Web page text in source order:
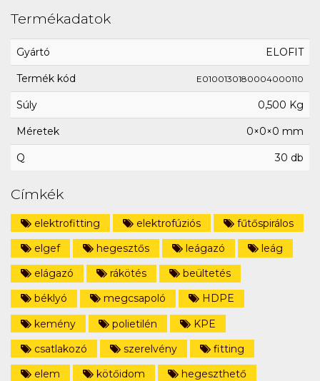
Termékadatok
Gyártó ELOFIT
Termék kód E0100130180004000110
Súly 0,500 Kg
Méretek 0×0×0 mm
Q 30 db
Címkék
elektrofitting elektrofúziós
fűtőspirálos
elgef
hegesztős leágazó
leág
elágazó
rákötés
beültetés
béklyó
megcsapoló
HDPE
kemény
polietilén
KPE
csatlakozó
szerelvény
fitting
elem
kötőidom
hegeszthető